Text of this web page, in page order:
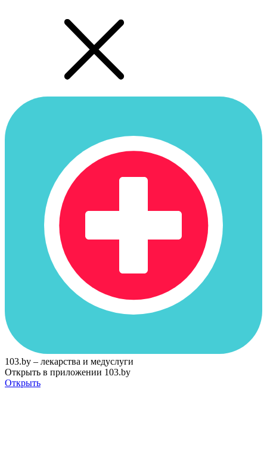
103.by – лекарства и медуслуги
Открыть в приложении 103.by
Открыть